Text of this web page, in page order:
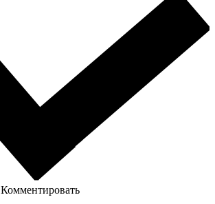
Комментировать